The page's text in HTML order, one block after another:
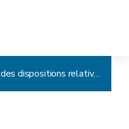
Décret insérant des dispositions relatives aux soins palliatifs dans le Code wallon de l'Action sociale et de la Santé